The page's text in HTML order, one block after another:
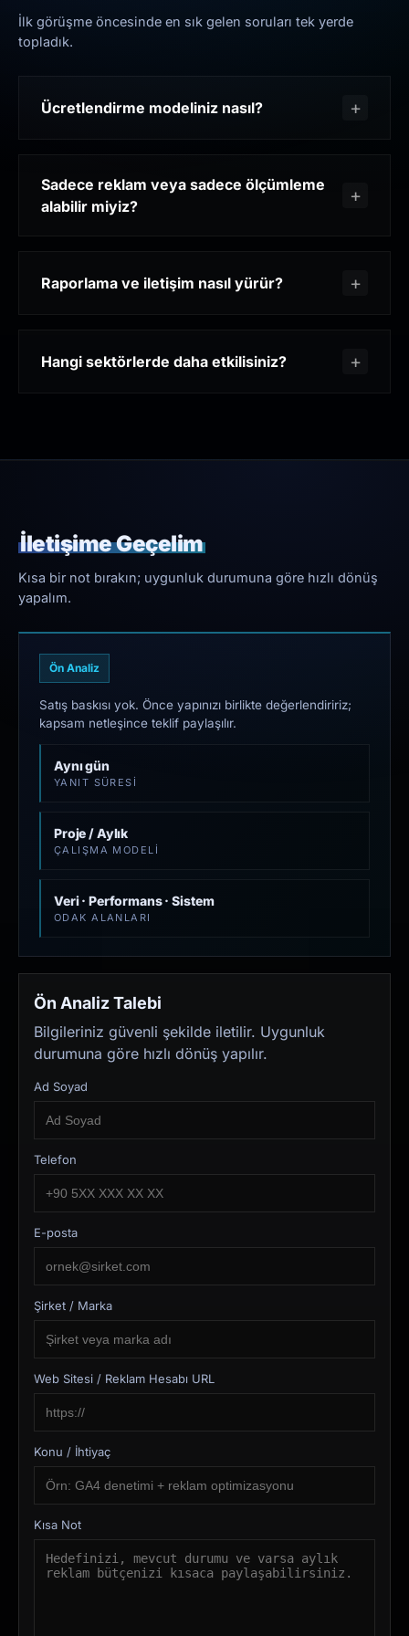
İlk görüşme öncesinde en sık gelen soruları tek yerde
topladık.
Ücretlendirme modeliniz nasıl?
Sadece reklam veya sadece ölçümleme
alabilir miyiz?
Raporlama ve iletişim nasıl yürür?
Hangi sektörlerde daha etkilisiniz?
İletişime Geçelim
Kısa bir not bırakın; uygunluk durumuna göre hızlı dönüş
yapalım.
Ön Analiz
Satış baskısı yok. Önce yapınızı birlikte değerlendiririz;
kapsam netleşince teklif paylaşılır.
Aynı gün
YANIT SÜRESI
Proje / Aylık
ÇALIŞMA MODELI
Veri · Performans · Sistem
ODAK ALANLARI
Ön Analiz Talebi
Bilgileriniz güvenli şekilde iletilir. Uygunluk
durumuna göre hızlı dönüş yapılır.
Ad Soyad
Telefon
E-posta
Şirket / Marka
Web Sitesi / Reklam Hesabı URL
Konu / İhtiyaç
Kısa Not